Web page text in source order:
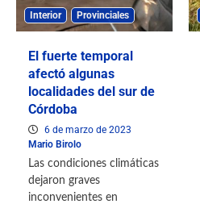
Interior Provinciales
El fuerte temporal
afectó algunas
localidades del sur de
Córdoba
6 de marzo de 2023
Mario Birolo
Las condiciones climáticas
dejaron graves
inconvenientes en